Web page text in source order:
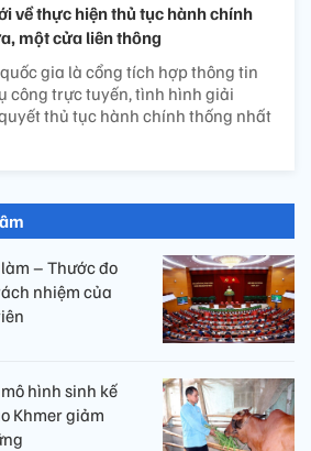
về thực hiện thủ tục hành chính
một cửa liên thông
gia là cổng tích hợp thông tin
công trực tuyến, tình hình giải
thủ tục hành chính thống nhất
– Thước đo
nhiệm của
hình sinh kế
Khmer giảm